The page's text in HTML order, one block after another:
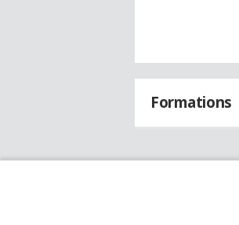
Formations